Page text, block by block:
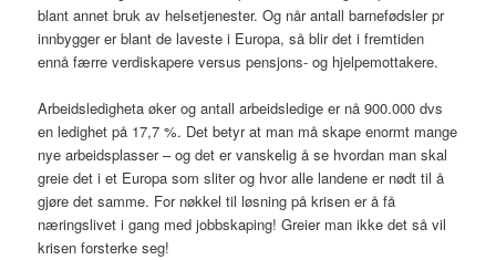
blant annet bruk av helsetjenester. Og når antall barnefødsler pr
innbygger er blant de laveste i Europa, så blir det i fremtiden
ennå færre verdiskapere versus pensjons- og hjelpemottakere.
Arbeidsledigheta øker og antall arbeidsledige er nå 900.000 dvs
en ledighet på 17,7 %. Det betyr at man må skape enormt mange
nye arbeidsplasser – og det er vanskelig å se hvordan man skal
greie det i et Europa som sliter og hvor alle landene er nødt til å
gjøre det samme. For nøkkel til løsning på krisen er å få
næringslivet i gang med jobbskaping! Greier man ikke det så vil
krisen forsterke seg!